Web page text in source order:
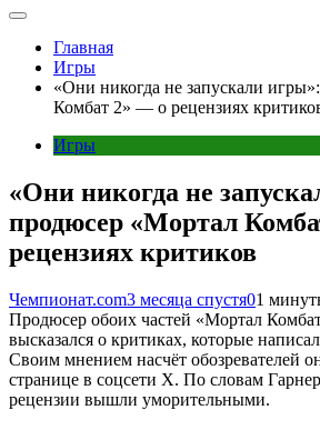
Главная
Игры
«Они никогда не запускали
Комбат 2» — о рецензиях
Игры
«Они никогда не
продюсер «Мортал
рецензиях критиков
Чемпионат.com3 месяца спустя01
Продюсер обоих частей «Мортал
высказался о критиках, которые
Своим мнением насчёт обозревателей
странице в соцсети X. По словам
рецензии вышли уморительными.